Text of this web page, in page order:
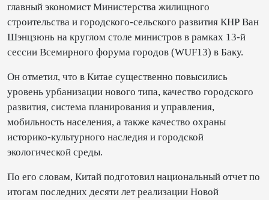
главный экономист Министерства жилищного
строительства и городского-сельского развития КНР Ван
Шэнцзюнь на круглом столе министров в рамках 13-й
сессии Всемирного форума городов (WUF13) в Баку.
Он отметил, что в Китае существенно повысились
уровень урбанизации нового типа, качество городского
развития, система планирования и управления,
мобильность населения, а также качество охраны
историко-культурного наследия и городской
экологической среды.
По его словам, Китай подготовил национальный отчет по
итогам последних десяти лет реализации Новой